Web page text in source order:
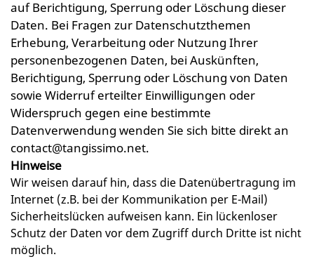
auf Berichtigung, Sperrung oder Löschung dieser
Daten. Bei Fragen zur Datenschutzthemen
Erhebung, Verarbeitung oder Nutzung Ihrer
personenbezogenen Daten, bei Auskünften,
Berichtigung, Sperrung oder Löschung von Daten
sowie Widerruf erteilter Einwilligungen oder
Widerspruch gegen eine bestimmte
Datenverwendung wenden Sie sich bitte direkt an
contact@tangissimo.net.
Hinweise
Wir weisen darauf hin, dass die Datenübertragung im
Internet (z.B. bei der Kommunikation per E-Mail)
Sicherheitslücken aufweisen kann. Ein lückenloser
Schutz der Daten vor dem Zugriff durch Dritte ist nicht
möglich.